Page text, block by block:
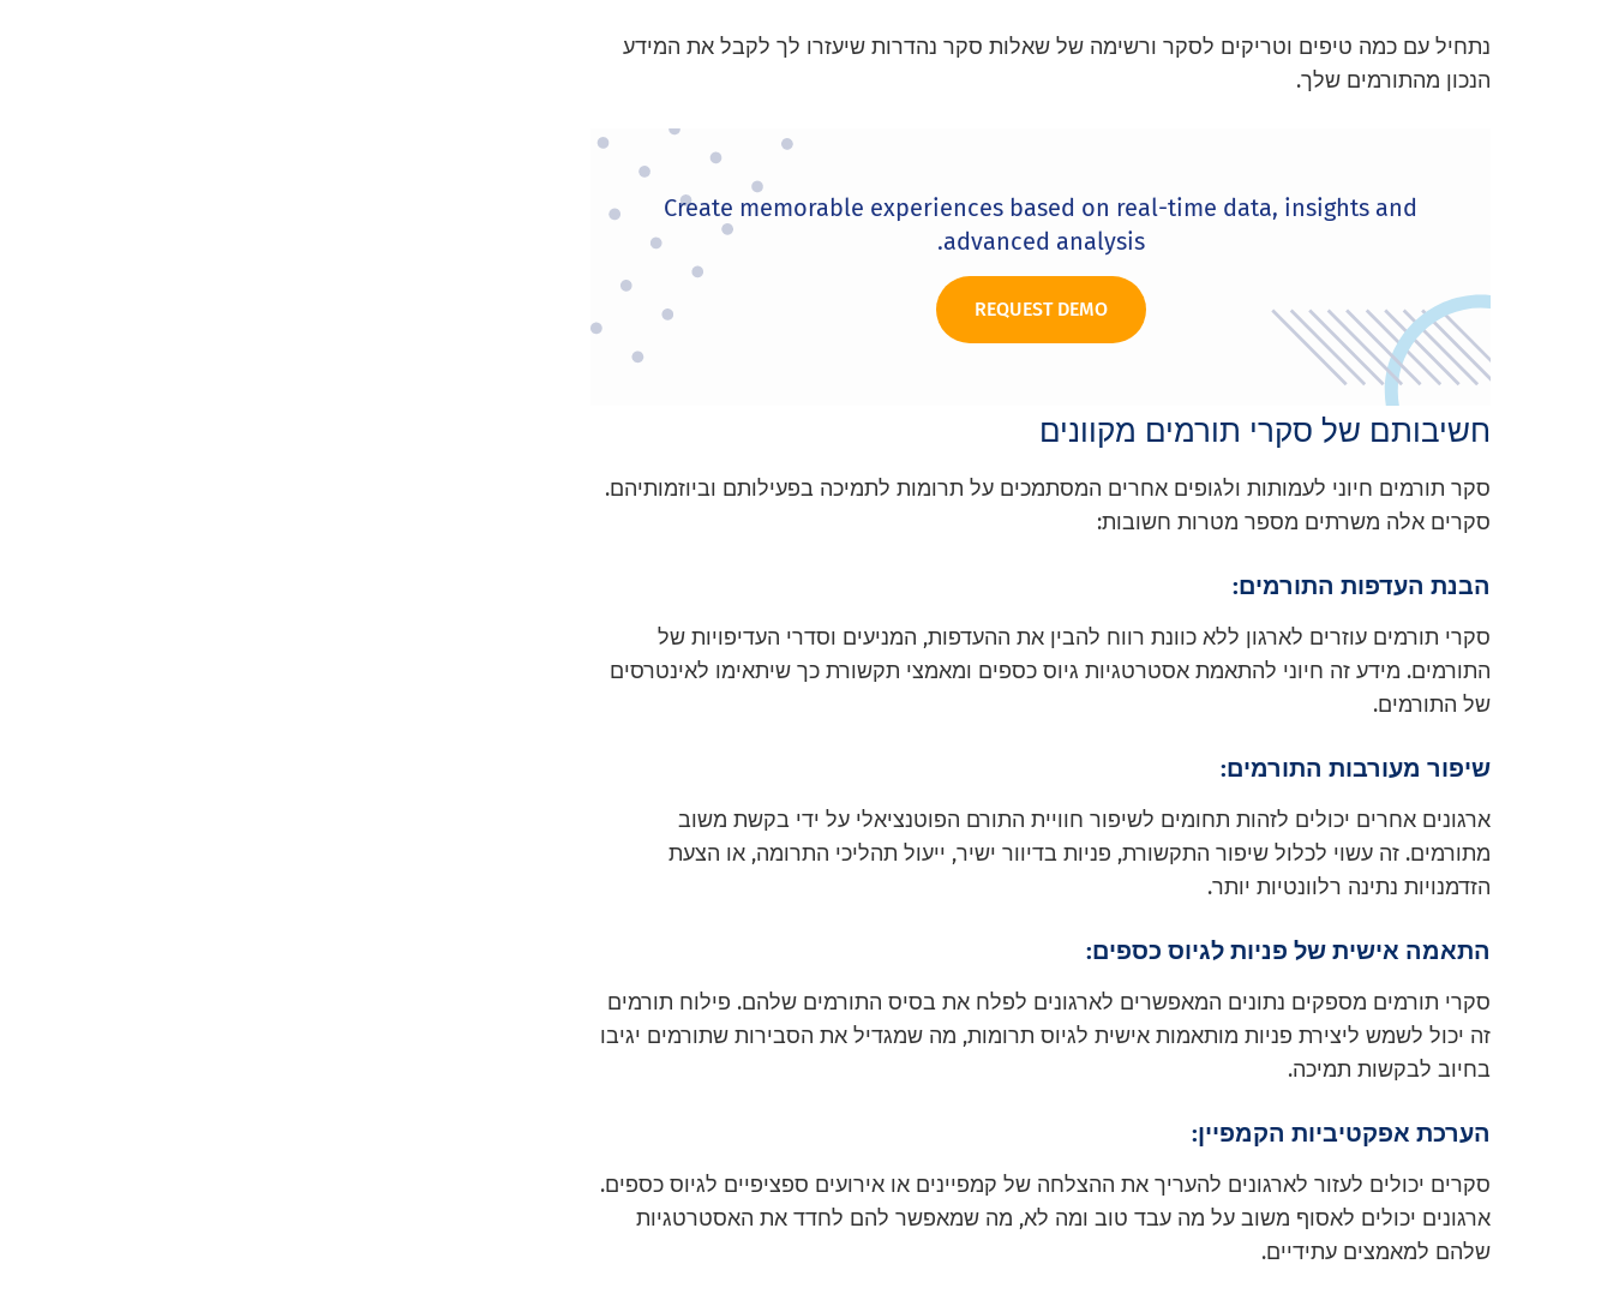
נתחיל עם כמה טיפים וטריקים לסקר ורשימה של שאלות סקר נהדרות שיעזרו לך לקבל את המידע
הנכון מהתורמים שלך.
Create memorable experiences based on real-time data, insights and
advanced analysis.
REQUEST DEMO
חשיבותם של סקרי תורמים מקוונים
סקר תורמים חיוני לעמותות ולגופים אחרים המסתמכים על תרומות לתמיכה בפעילותם וביוזמותיהם.
סקרים אלה משרתים מספר מטרות חשובות:
הבנת העדפות התורמים:
סקרי תורמים עוזרים לארגון ללא כוונת רווח להבין את ההעדפות, המניעים וסדרי העדיפויות של
התורמים. מידע זה חיוני להתאמת אסטרטגיות גיוס כספים ומאמצי תקשורת כך שיתאימו לאינטרסים
של התורמים.
שיפור מעורבות התורמים:
ארגונים אחרים יכולים לזהות תחומים לשיפור חוויית התורם הפוטנציאלי על ידי בקשת משוב
מתורמים. זה עשוי לכלול שיפור התקשורת, פניות בדיוור ישיר, ייעול תהליכי התרומה, או הצעת
הזדמנויות נתינה רלוונטיות יותר.
התאמה אישית של פניות לגיוס כספים:
סקרי תורמים מספקים נתונים המאפשרים לארגונים לפלח את בסיס התורמים שלהם. פילוח תורמים
זה יכול לשמש ליצירת פניות מותאמות אישית לגיוס תרומות, מה שמגדיל את הסבירות שתורמים יגיבו
בחיוב לבקשות תמיכה.
הערכת אפקטיביות הקמפיין:
סקרים יכולים לעזור לארגונים להעריך את ההצלחה של קמפיינים או אירועים ספציפיים לגיוס כספים.
ארגונים יכולים לאסוף משוב על מה עבד טוב ומה לא, מה שמאפשר להם לחדד את האסטרטגיות
שלהם למאמצים עתידיים.